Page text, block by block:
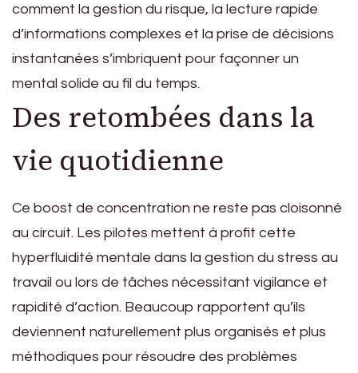
comment la gestion du risque, la lecture rapide
d’informations complexes et la prise de décisions
instantanées s’imbriquent pour façonner un
mental solide au fil du temps.
Des retombées dans la
vie quotidienne
Ce boost de concentration ne reste pas cloisonné
au circuit. Les pilotes mettent à profit cette
hyperfluidité mentale dans la gestion du stress au
travail ou lors de tâches nécessitant vigilance et
rapidité d’action. Beaucoup rapportent qu’ils
deviennent naturellement plus organisés et plus
méthodiques pour résoudre des problèmes